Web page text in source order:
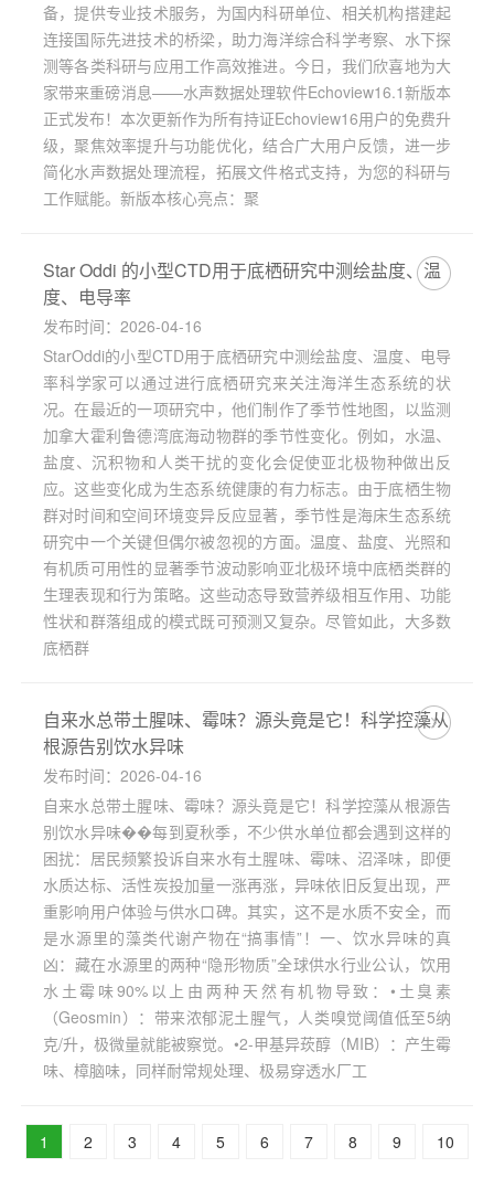
备，提供专业技术服务，为国内科研单位、相关机构搭建起
连接国际先进技术的桥梁，助力海洋综合科学考察、水下探
测等各类科研与应用工作高效推进。今日，我们欣喜地为大
家带来重磅消息——水声数据处理软件Echoview16.1新版本
正式发布！本次更新作为所有持证Echoview16用户的免费升
级，聚焦效率提升与功能优化，结合广大用户反馈，进一步
简化水声数据处理流程，拓展文件格式支持，为您的科研与
工作赋能。新版本核心亮点：聚
Star Oddi 的小型CTD用于底栖研究中测绘盐度、温
度、电导率
发布时间：2026-04-16
StarOddi的小型CTD用于底栖研究中测绘盐度、温度、电导
率科学家可以通过进行底栖研究来关注海洋生态系统的状
况。在最近的一项研究中，他们制作了季节性地图，以监测
加拿大霍利鲁德湾底海动物群的季节性变化。例如，水温、
盐度、沉积物和人类干扰的变化会促使亚北极物种做出反
应。这些变化成为生态系统健康的有力标志。由于底栖生物
群对时间和空间环境变异反应显著，季节性是海床生态系统
研究中一个关键但偶尔被忽视的方面。温度、盐度、光照和
有机质可用性的显著季节波动影响亚北极环境中底栖类群的
生理表现和行为策略。这些动态导致营养级相互作用、功能
性状和群落组成的模式既可预测又复杂。尽管如此，大多数
底栖群
自来水总带土腥味、霉味？源头竟是它！科学控藻从
根源告别饮水异味
发布时间：2026-04-16
自来水总带土腥味、霉味？源头竟是它！科学控藻从根源告
别饮水异味��每到夏秋季，不少供水单位都会遇到这样的
困扰：居民频繁投诉自来水有土腥味、霉味、沼泽味，即便
水质达标、活性炭投加量一涨再涨，异味依旧反复出现，严
重影响用户体验与供水口碑。其实，这不是水质不安全，而
是水源里的藻类代谢产物在“搞事情”！一、饮水异味的真
凶：藏在水源里的两种“隐形物质”全球供水行业公认，饮用
水土霉味90%以上由两种天然有机物导致：•土臭素
（Geosmin）：带来浓郁泥土腥气，人类嗅觉阈值低至5纳
克/升，极微量就能被察觉。•2-甲基异莰醇（MIB）：产生霉
味、樟脑味，同样耐常规处理、极易穿透水厂工
1 2 3 4 5 6 7 8 9 10